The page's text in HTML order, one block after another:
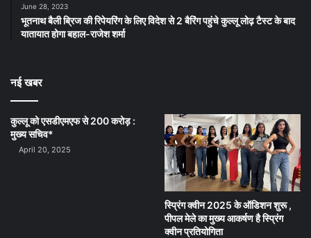
June 28, 2023
भूतनाथ बैली ब्रिज की रिपेयरिंग के लिए विदेश से 2 बैरिंग पहुंचे कुल्लू लोढ़ टैस्ट के बाद
यातायात होगा बहाल-राजेश शर्मा
नई खबर
कुल्लू को एसडीएमएफ से 200 करोड़ :
मुख्य सचिव*
April 20, 2025
स्प्रिंग क्वीन 2025 के ऑडिशन शुरू ,
पीपल मेले का मुख्य आकर्षण है स्प्रिंग
क्वीन प्रतियोगिता